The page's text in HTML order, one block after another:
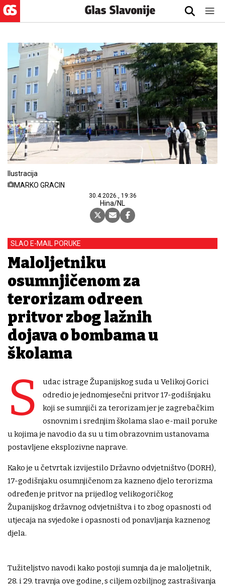
Ilustracija
MARKO GRACIN
30.4.2026., 19:36
Hina/NL
SLAO E-MAIL PORUKE
Maloljetniku
osumnjičenom za
terorizam određen
pritvor zbog lažnih
dojava o bombama u
školama
S
udac istrage Županijskog suda u Velikoj Gorici
odredio je jednomjesečni pritvor 17-godišnjaku
koji se sumnjiči za terorizam jer je zagrebačkim
osnovnim i srednjim školama slao e-mail poruke
u kojima je navodio da su u tim obrazovnim ustanovama
postavljene eksplozivne naprave.
Kako je u četvrtak izvijestilo Državno odvjetništvo (DORH),
17-godišnjaku osumnjičenom za kazneno djelo terorizma
određen je pritvor na prijedlog velikogoričkog
Županijskog državnog odvjetništva i to zbog opasnosti od
utjecaja na svjedoke i opasnosti od ponavljanja kaznenog
djela.
Tužiteljstvo navodi kako postoji sumnja da je maloljetnik,
28. i 29. travnja ove godine, s ciljem ozbiljnog zastrašivanja